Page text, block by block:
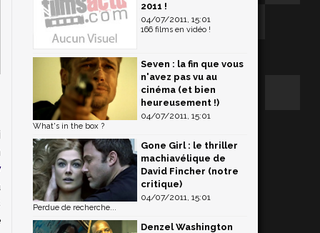
2011 !
04/07/2011, 15:01
166 films en vidéo !
Seven : la fin que vous
n'avez pas vu au
cinéma (et bien
heureusement !)
04/07/2011, 15:01
What's in the box ?
Gone Girl : le thriller
machiavélique de
David Fincher (notre
critique)
04/07/2011, 15:01
Perdue de recherche...
Denzel Washington